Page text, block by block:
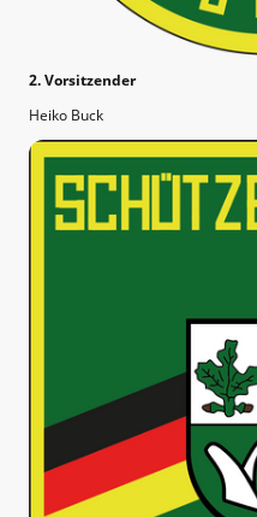
2. Vorsitzender
Heiko Buck